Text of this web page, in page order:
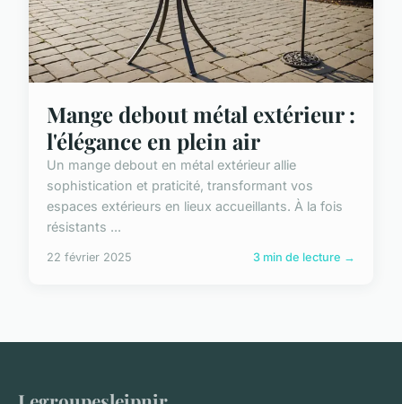
Mange debout métal extérieur :
l'élégance en plein air
Un mange debout en métal extérieur allie
sophistication et praticité, transformant vos
espaces extérieurs en lieux accueillants. À la fois
résistants ...
22 février 2025 3 min de lecture →